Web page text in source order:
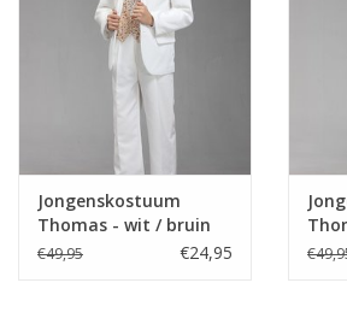
Jongenskostuum
Thomas - wit / bruin
(rood goud)
€49,95 €24,95